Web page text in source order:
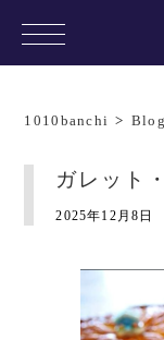
1010banchi > Blog
ガレット
2025年12月8日